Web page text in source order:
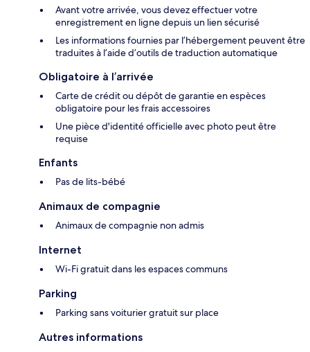
Avant votre arrivée, vous devez effectuer votre
enregistrement en ligne depuis un lien sécurisé
Les informations fournies par l’hébergement peuvent être
traduites à l’aide d’outils de traduction automatique
Obligatoire à l’arrivée
Carte de crédit ou dépôt de garantie en espèces
obligatoire pour les frais accessoires
Une pièce d'identité officielle avec photo peut être
requise
Enfants
Pas de lits-bébé
Animaux de compagnie
Animaux de compagnie non admis
Internet
Wi-Fi gratuit dans les espaces communs
Parking
Parking sans voiturier gratuit sur place
Autres informations